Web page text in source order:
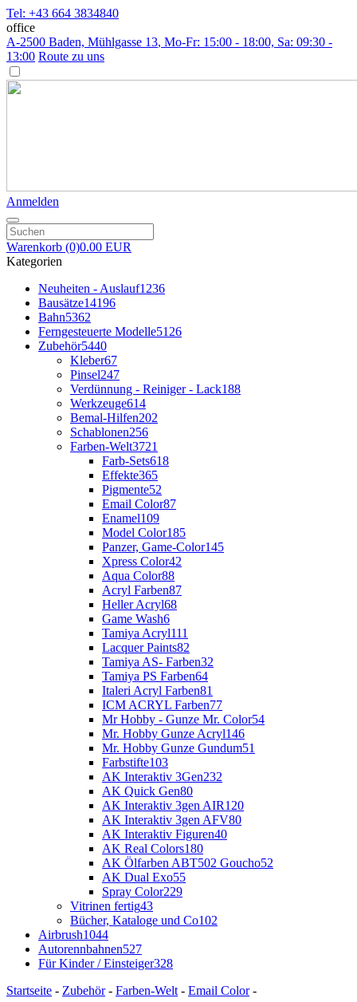
Tel: +43 664 3834840
office
A-2500 Baden, Mühlgasse 13, Mo-Fr: 15:00 - 18:00, Sa: 09:30 -
13:00 Route zu uns
Anmelden
Warenkorb (0)0.00 EUR
Kategorien
Neuheiten - Auslauf1236
Bausätze14196
Bahn5362
Ferngesteuerte Modelle5126
Zubehör5440
Kleber67
Pinsel247
Verdünnung - Reiniger - Lack188
Werkzeuge614
Bemal-Hilfen202
Schablonen256
Farben-Welt3721
Farb-Sets618
Effekte365
Pigmente52
Email Color87
Enamel109
Model Color185
Panzer, Game-Color145
Xpress Color42
Aqua Color88
Acryl Farben87
Heller Acryl68
Game Wash6
Tamiya Acryl111
Lacquer Paints82
Tamiya AS- Farben32
Tamiya PS Farben64
Italeri Acryl Farben81
ICM ACRYL Farben77
Mr Hobby - Gunze Mr. Color54
Mr. Hobby Gunze Acryl146
Mr. Hobby Gunze Gundum51
Farbstifte103
AK Interaktiv 3Gen232
AK Quick Gen80
AK Interaktiv 3gen AIR120
AK Interaktiv 3gen AFV80
AK Interaktiv Figuren40
AK Real Colors180
AK Ölfarben ABT502 Goucho52
AK Dual Exo55
Spray Color229
Vitrinen fertig43
Bücher, Kataloge und Co102
Airbrush1044
Autorennbahnen527
Für Kinder / Einsteiger328
Startseite - Zubehör- Farben-Welt - Email Color-